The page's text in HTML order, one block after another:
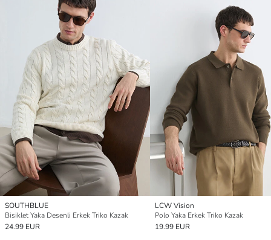
SOUTHBLUE
Bisiklet Yaka Desenli Erkek Triko Kazak
24.99 EUR
LCW Vision
Polo Yaka Erkek Triko Kazak
19.99 EUR